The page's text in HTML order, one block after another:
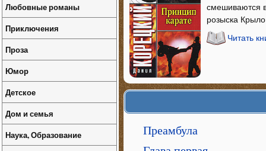
смешиваются
розыска
Читать
Преамбула
Любовные романы
Приключения
Проза
Юмор
Детское
Дом и семья
Наука, Образование